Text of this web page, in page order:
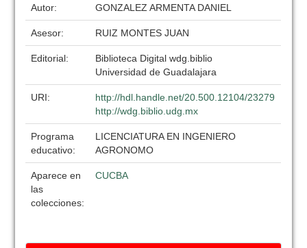
Autor: GONZALEZ ARMENTA DANIEL
Asesor: RUIZ MONTES JUAN
Editorial:
Biblioteca Digital wdg.biblio
Universidad de Guadalajara
URI:
http://hdl.handle.net/20.500.12104/23279
http://wdg.biblio.udg.mx
Programa
educativo:
LICENCIATURA EN INGENIERO
AGRONOMO
Aparece en
las
colecciones:
CUCBA